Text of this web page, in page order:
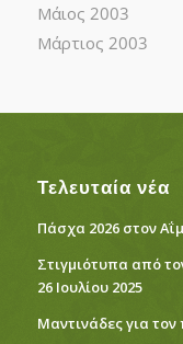
Μάιος 2003
Μάρτιος 2003
Τελευταία νέα
Πάσχα 2026 στον
Στιγμιότυπα από
26 Ιουλίου 2025
Μαντινάδες για